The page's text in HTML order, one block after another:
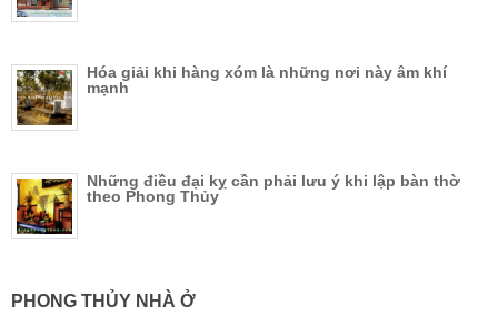
Hóa giải khi hàng xóm là những nơi này âm khí
mạnh
Những điều đại kỵ cần phải lưu ý khi lập bàn thờ
theo Phong Thủy
PHONG THỦY NHÀ Ở